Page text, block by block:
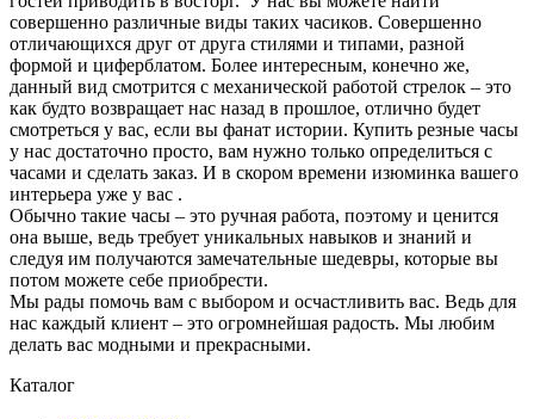
совершенно различные виды таких часиков. Совершенно
отличающихся друг от друга стилями и типами, разной
формой и циферблатом. Более интересным, конечно же,
данный вид смотрится с механической работой стрелок – это
как будто возвращает нас назад в прошлое, отлично будет
смотреться у вас, если вы фанат истории. Купить резные часы
у нас достаточно просто, вам нужно только определиться с
часами и сделать заказ. И в скором времени изюминка вашего
интерьера уже у вас .
Обычно такие часы – это ручная работа, поэтому и ценится
она выше, ведь требует уникальных навыков и знаний и
следуя им получаются замечательные шедевры, которые вы
потом можете себе приобрести.
Мы рады помочь вам с выбором и осчастливить вас. Ведь для
нас каждый клиент – это огромнейшая радость. Мы любим
делать вас модными и прекрасными.
Каталог